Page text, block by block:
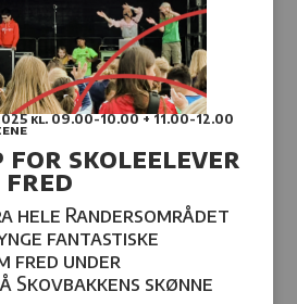
kl. 09.00-10.00 + 11.00-12.00
for skoleelever
fred
hele Randersområdet
fantastiske
fred under
skønne